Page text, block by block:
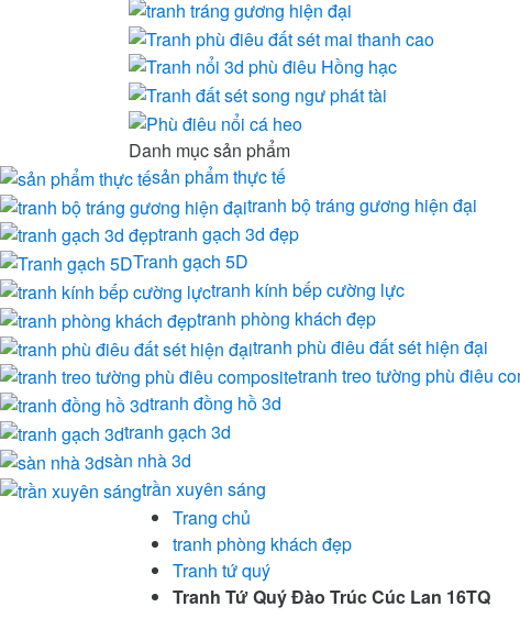
Danh mục sản phẩm
sản phẩm thực tế
tranh bộ tráng gương hiện đại
tranh gạch 3d đẹp
Tranh gạch 5D
tranh kính bếp cường lực
tranh phòng khách đẹp
tranh phù điêu đất sét hiện đại
tranh treo tường phù điêu
tranh đồng hồ 3d
tranh gạch 3d
sàn nhà 3d
trần xuyên sáng
Trang chủ
tranh phòng khách đẹp
Tranh tứ quý
Tranh Tứ Quý Đào Trúc Cúc Lan 16TQ